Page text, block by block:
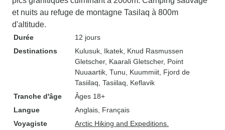
et nuits au refuge de montagne Tasilaq à 800m
d'altitude.
Durée
12 jours
Destinations
Kulusuk , Ikatek , Knud Rasmussen
Gletscher, Kaarali Gletscher, Point
Nuuaartik , Tunu , Kuummiit , Fjord de
Tasiilaq , Tasiilaq , Keflavik
Tranche d'âge
Âges 18+
Langue
Anglais, Français
Voyagiste
Arctic Hiking and Expeditions.